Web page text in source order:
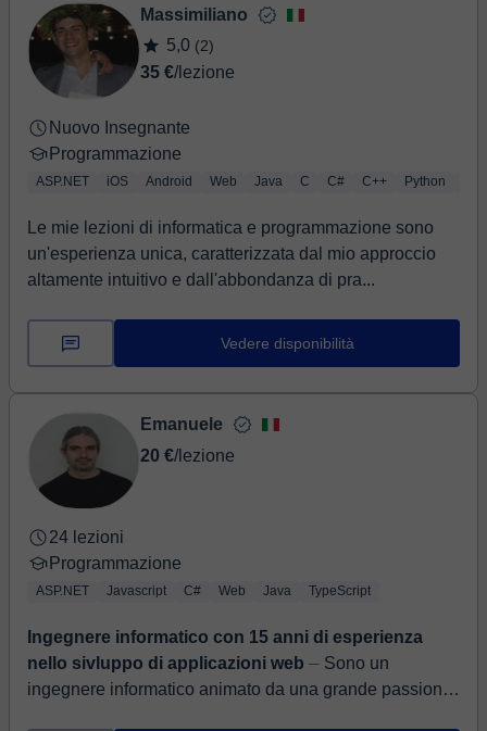
Massimiliano
5,0 (2)
35 €/lezione
Nuovo Insegnante
Programmazione
ASP.NET iOS Android Web Java C C# C++ Python
Le mie lezioni di informatica e programmazione sono
un'esperienza unica, caratterizzata dal mio approccio
altamente intuitivo e dall'abbondanza di pra...
Vedere disponibilità
Emanuele
20 €/lezione
24 lezioni
Programmazione
ASP.NET Javascript C# Web Java TypeScript
Ingegnere informatico con 15 anni di esperienza
nello sivluppo di applicazioni web ⏤ Sono un
ingegnere informatico animato da una grande passione